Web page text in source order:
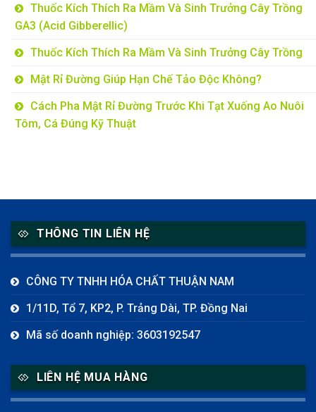
Thuốc Kích Thích Ra Mầm Và Sinh Trưởng Cây Trồng
GA3 (Acid Gibberellic)
Thuốc Kích Thích Ra Mầm Và Sinh Trưởng Cây Trồng
Mật Rỉ Đường Giúp Hạn Chế Tảo Độc Không?
Cách Pha Mật Rỉ Đường Trước Khi Tạt Xuống Ao Nuôi
Tôm, Cá Đúng Kỹ Thuật
THÔNG TIN LIÊN HỆ
CÔNG TY TNHH HÓA CHẤT THUẬN NAM
1/11D, Tổ 7, KP2, P. Trảng Dài, TP. Đồng Nai
Mã số doanh nghiệp: 3603192547
LIÊN HỆ MUA HÀNG